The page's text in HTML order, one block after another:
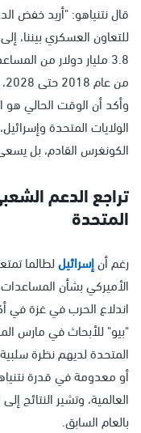
قال نتنياهو: "أريد خفض
للتعاون العسكري بيننا،
3.8 مليار دولار من
وأكد أن الوقت الحالي هو
الولايات المتحدة
الكونغرس القادم، بل
تراجع الدعم
المتحدة
رغم أنإسرائيللطالما
الأميركي بشأن المساعدات
أو معدومة في قدرة
العالمية، وتشير النتائج
بالعام السابق.